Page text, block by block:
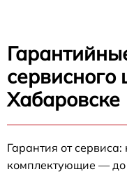
сервисного
Хабаровске
Гарантия от
комплектующие — до